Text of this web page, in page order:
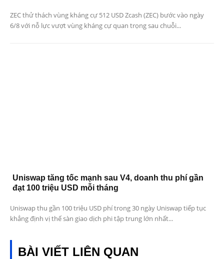
ZEC thử thách vùng kháng cự 512 USD Zcash (ZEC) bước vào ngày
6/8 với nỗ lực vượt vùng kháng cự quan trọng sau chuỗi...
Uniswap tăng tốc mạnh sau V4, doanh thu phí gần
đạt 100 triệu USD mỗi tháng
Uniswap thu gần 100 triệu USD phí trong 30 ngày Uniswap tiếp tục
khẳng định vị thế sàn giao dịch phi tập trung lớn nhất...
BÀI VIẾT LIÊN QUAN